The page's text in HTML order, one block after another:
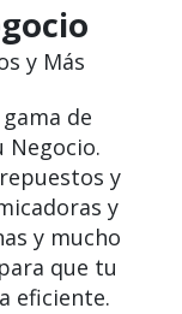
y Más
de
y
y
y mucho
que tu
eficiente.